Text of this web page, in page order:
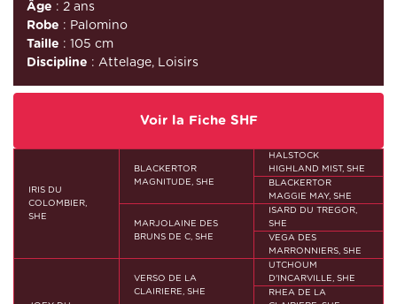
Âge : 2 ans
Robe : Palomino
Taille : 105 cm
Discipline : Attelage, Loisirs
Voir la Fiche SHF
IRIS DU
COLOMBIER,
SHE
BLACKERTOR
MAGNITUDE, SHE
HALSTOCK
HIGHLAND MIST, SHE
BLACKERTOR
MAGGIE MAY, SHE
MARJOLAINE DES
BRUNS DE C, SHE
ISARD DU TREGOR,
SHE
VEGA DES
MARRONNIERS, SHE
VERSO DE LA
CLAIRIERE, SHE
UTCHOUM
D'INCARVILLE, SHE
RHEA DE LA